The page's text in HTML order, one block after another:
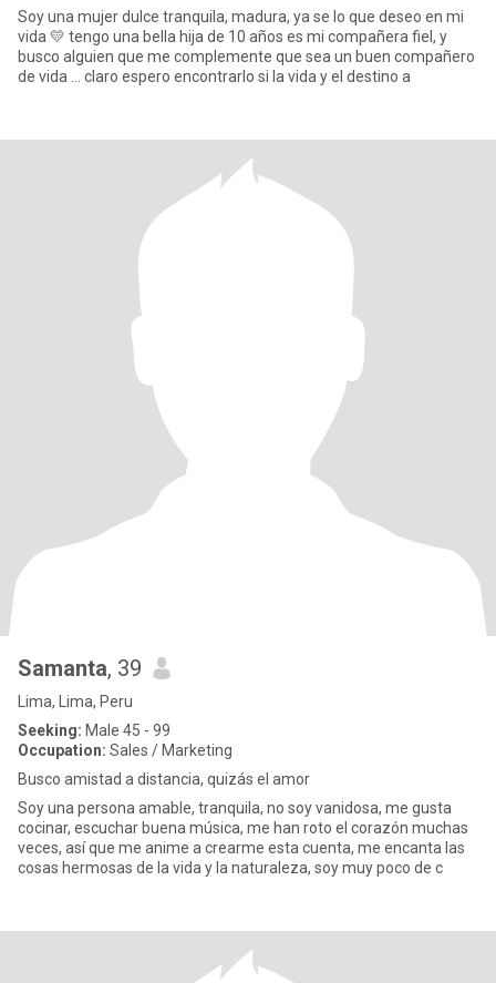
Soy una mujer dulce tranquila, madura, ya se lo que deseo en mi
vida 💛 tengo una bella hija de 10 años es mi compañera fiel, y
busco alguien que me complemente que sea un buen compañero
de vida ... claro espero encontrarlo si la vida y el destino a
Samanta, 39
Lima, Lima, Peru
Seeking: Male 45 - 99
Occupation: Sales / Marketing
Busco amistad a distancia, quizás el amor
Soy una persona amable, tranquila, no soy vanidosa, me gusta
cocinar, escuchar buena música, me han roto el corazón muchas
veces, así que me anime a crearme esta cuenta, me encanta las
cosas hermosas de la vida y la naturaleza, soy muy poco de c